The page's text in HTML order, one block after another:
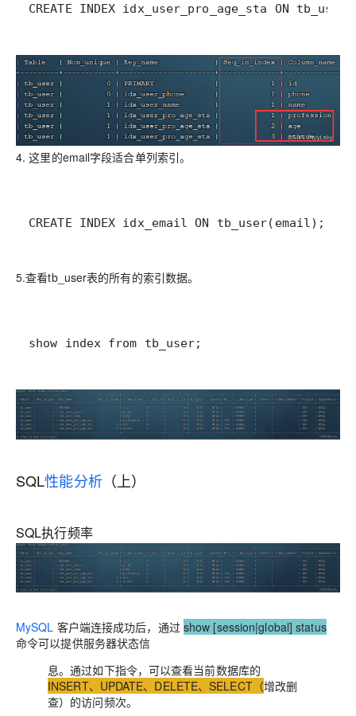
CREATE INDEX idx_user_pro_age_sta ON
4. 这里的email字段适合单列索引。
CREATE INDEX idx_email ON tb_user(email);
5.查看tb_user表的所有的索引数据。
show index from tb_user;
SQL性能分析（上）
SQL执行频率
MySQL 客户端连接成功后，通过 show [session|global] status
命令可以提供服务器状态信
息。通过如下指令，可以查看当前数据库的
INSERT、UPDATE、DELETE、SELECT（增改删
查）的访问频次。